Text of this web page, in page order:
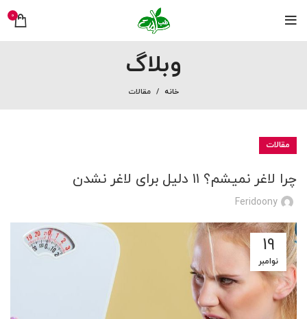
0
وبلاگ
خانه مقالات
مقالات
چرا لاغر نمیشم؟ ۱۱ دلیل برای لاغر نشدن
Feridoony
19
نوامبر